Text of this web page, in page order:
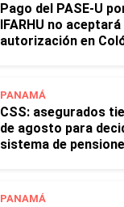
Pago del PASE-U
IFARHU no
autorización en
PANAMÁ
CSS: asegurados
de agosto para
sistema de
PANAMÁ